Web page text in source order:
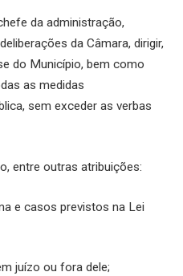
da administração,
da Câmara, dirigir,
do Município, bem como
as medidas
sem exceder as verbas
entre outras atribuições:
e casos previstos na Lei
juízo ou fora dele;